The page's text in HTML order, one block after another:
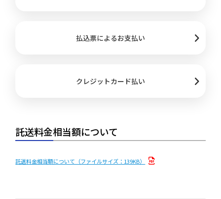
払込票によるお支払い
クレジットカード払い
託送料金相当額について
託送料金相当額について（ファイルサイズ：139KB）